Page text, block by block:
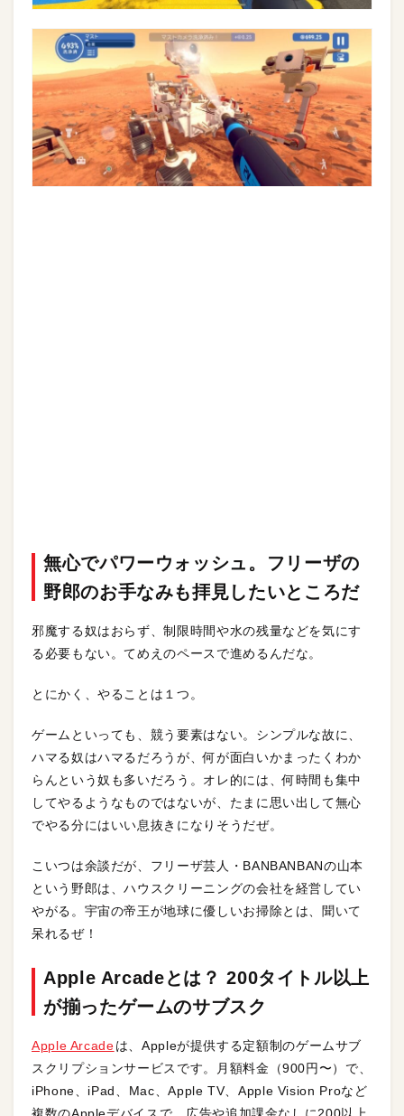
無心でパワーウォッシュ。フリーザの
野郎のお手なみも拝見したいところだ
邪魔する奴はおらず、制限時間や水の残量などを気にす
る必要もない。てめえのペースで進めるんだな。
とにかく、やることは１つ。
ゲームといっても、競う要素はない。シンプルな故に、
ハマる奴はハマるだろうが、何が面白いかまったくわか
らんという奴も多いだろう。オレ的には、何時間も集中
してやるようなものではないが、たまに思い出して無心
でやる分にはいい息抜きになりそうだぜ。
こいつは余談だが、フリーザ芸人・BANBANBANの山本
という野郎は、ハウスクリーニングの会社を経営してい
やがる。宇宙の帝王が地球に優しいお掃除とは、聞いて
呆れるぜ！
Apple Arcadeとは？ 200タイトル以上
が揃ったゲームのサブスク
Apple Arcadeは、Appleが提供する定額制のゲームサブ
スクリプションサービスです。月額料金（900円〜）で、
iPhone、iPad、Mac、Apple TV、Apple Vision Proなど